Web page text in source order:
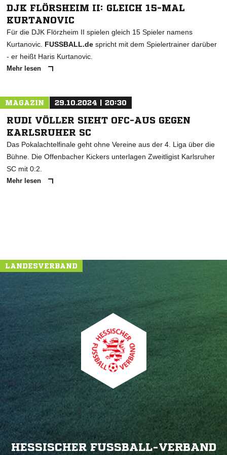
DJK FLÖRSHEIM II: GLEICH 15-MAL
KURTANOVIC
Für die DJK Flörzheim II spielen gleich 15 Spieler namens
Kurtanovic. FUSSBALL.de spricht mit dem Spielertrainer darüber
- er heißt Haris Kurtanovic.
Mehr lesen
MAGAZIN 29.10.2024 | 20:30
RUDI VÖLLER SIEHT OFC-AUS GEGEN
KARLSRUHER SC
Das Pokalachtelfinale geht ohne Vereine aus der 4. Liga über die
Bühne. Die Offenbacher Kickers unterlagen Zweitligist Karlsruher
SC mit 0:2.
Mehr lesen
LANDESVERBAND
HESSISCHER FUSSBALL-VERBAND